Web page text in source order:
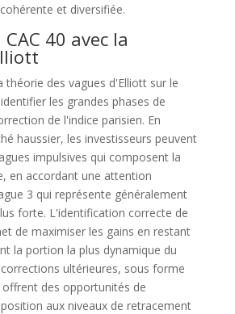
et diversifiée.
40 avec la
théorie des vagues d'Elliott sur le
les grandes phases de
de l'indice parisien. En
haussier, les investisseurs peuvent
impulsives qui composent la
en accordant une attention
3 qui représente généralement
forte. L'identification correcte de
de maximiser les gains en restant
la portion la plus dynamique du
ultérieures, sous forme
des opportunités de
aux niveaux de retracement